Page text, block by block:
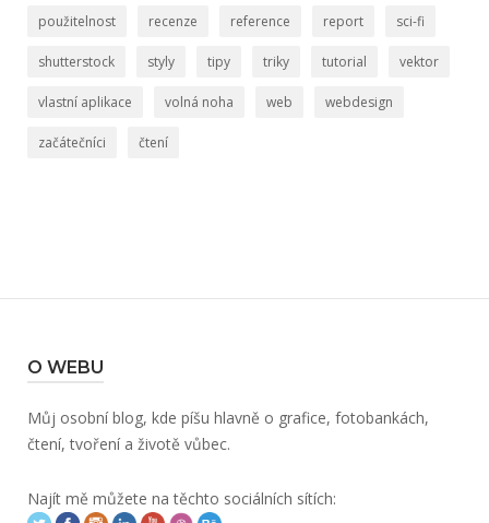
použitelnost recenze reference report sci-fi
shutterstock styly tipy triky tutorial vektor
vlastní aplikace volná noha web webdesign
začátečníci čtení
O WEBU
Můj osobní blog, kde píšu hlavně o grafice, fotobankách,
čtení, tvoření a životě vůbec.
Najít mě můžete na těchto sociálních sítích: